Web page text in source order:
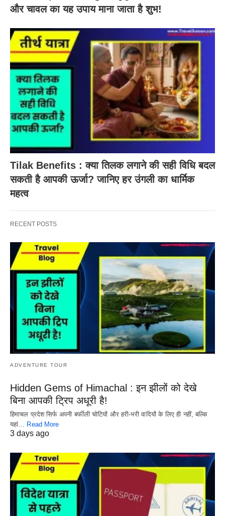
और चावल का यह उपाय माना जाता है शुभ!
Tilak Benefits : क्या तिलक लगाने की सही विधि बदल
सकती है आपकी ऊर्जा? जानिए हर उंगली का धार्मिक
महत्व
RECENT POSTS
ADVENTURE TOUR
Hidden Gems of Himachal : इन झीलों को देखे
बिना आपकी ट्रिप अधूरी है!
हिमाचल प्रदेश सिर्फ अपनी बर्फीली चोटियों और हरी-भरी वादियों के लिए ही नहीं, बल्कि
यहां… Read More
3 days ago